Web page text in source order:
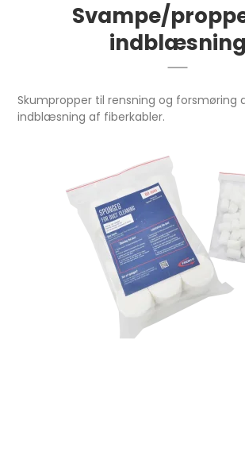
Svampe/
indblæsning
Skumpropper til rensning og forsmøring
indblæsning af fiberkabler.